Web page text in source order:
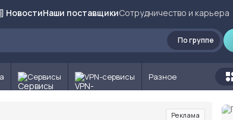
НовостиНаши поставщикиСотрудничество и карьера
По группе
Сервисы VPN-сервисы Разное
Реклама